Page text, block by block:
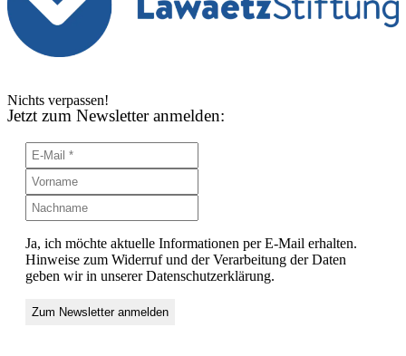
Nichts verpassen!
Jetzt zum Newsletter anmelden:
Ja, ich möchte aktuelle Informationen per E-Mail erhalten.
Hinweise zum Widerruf und der Verarbeitung der Daten
geben wir in unserer Datenschutzerklärung.